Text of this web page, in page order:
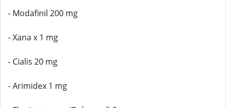
- Modafinil 200 mg
- Xana x 1 mg
- Cialis 20 mg
- Arimidex 1 mg